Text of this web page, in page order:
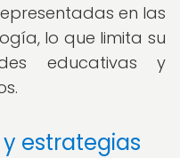
en las
lo que limita su
educativas y
estrategias